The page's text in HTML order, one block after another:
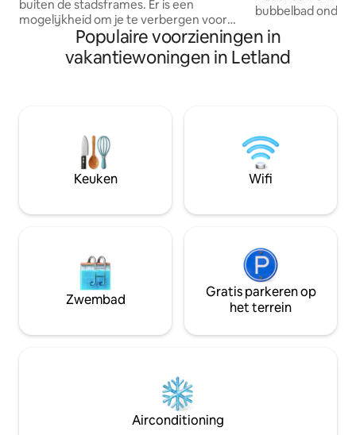
buiten de stadsframes. Er is een
mogelijkheid om je te verbergen voor
de drukte van het dagelijks leven, te
luisteren naar de geluiden van het bos
en de vogels, te ontspannen in een bad
slaper. De appartementen hebben ook
een barbecue, een volledig uitgeruste
keuken, een open haard op het terras,
een open haard en een warmtepomp
zwemplek 800m. Jūrmala 10 km.
bubbelbad onder
privésauna die
tegen een toeslag. Perfect voor
en
de grill of
romantische
rustige
Populaire voorzieningen in
vakantiewoningen in Letland
Keuken Wifi
Zwembad
Gratis parkeren op
het terrein
Airconditioning